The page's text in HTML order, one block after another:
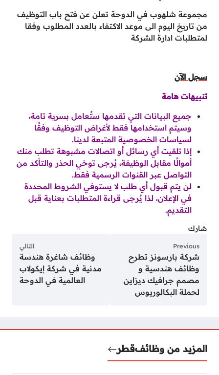
مجموعة شلهوب في الدوحة تعلن عن فتح باب التوظيف
من تاريخ اليوم الى موعد الاكتفاء بالعدد المطلوب وفقا
لمتطلبات ادارة الشركة
سجل الآن
تنبيهات هامة
جميع البيانات التي تقدمها ستُعامل بسرية تامة،
وسيتم استخدامها فقط لأغراض التوظيف وفقًا
لسياسات الخصوصية المتبعة لدينا.
إذا تلقيت أي رسائل أو اتصالات مشبوهة تطلب منك
أموالًا مقابل الوظيفة، يُرجى توخي الحذر والتأكد من
التواصل عبر القنوات الرسمية فقط.
لن يتم قبول أي طلب لا يستوفي الشروط المحددة
في الإعلان، لذا يُرجى قراءة المتطلبات بعناية قبل
التقديم.
شارك
Previous
شركة بارسونز تطرح
وظائف هندسية و
مصمم جرافيك ديزاين
لحملة البكالوريوس
التالي
وظائف شاغرة هندسة
مدنية في شركة إيكولاب
العالمية في الدوحة
المزيد من وظائفقطر